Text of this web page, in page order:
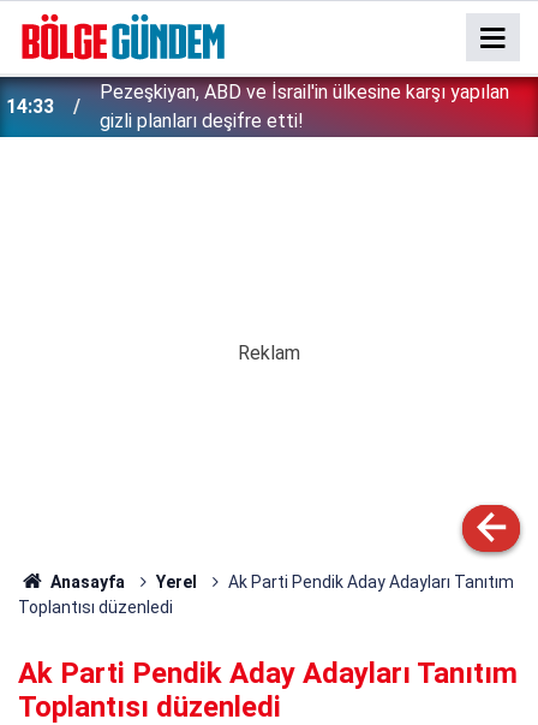
13:29
Bakan Gürlek tek tek açıkladı: Çerçeve yasa'dan
kimler faydalanamayacak? İşte detaylar...
Anasayfa Yerel
Ak Parti Pendik Aday Adayları Tanıtım
Toplantısı düzenledi
Ak Parti Pendik Aday Adayları Tanıtım
Toplantısı düzenledi